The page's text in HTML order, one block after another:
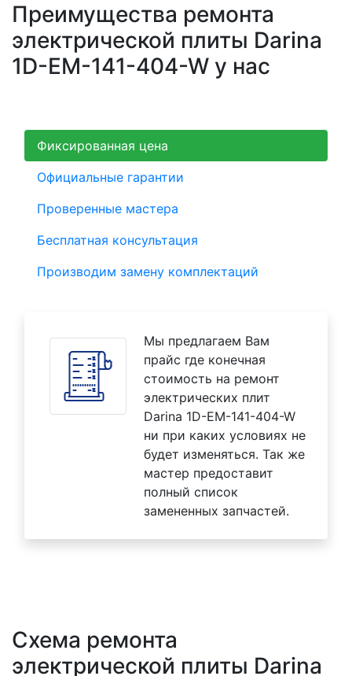
Преимущества ремонта
электрической плиты Darina
1D-EM-141-404-W у нас
Фиксированная цена
Официальные гарантии
Проверенные мастера
Бесплатная консультация
Производим замену комплектаций
Мы предлагаем Вам
прайс где конечная
стоимость на ремонт
электрических плит
Darina 1D-EM-141-404-W
ни при каких условиях не
будет изменяться. Так же
мастер предоставит
полный список
замененных запчастей.
Схема ремонта
электрической плиты Darina